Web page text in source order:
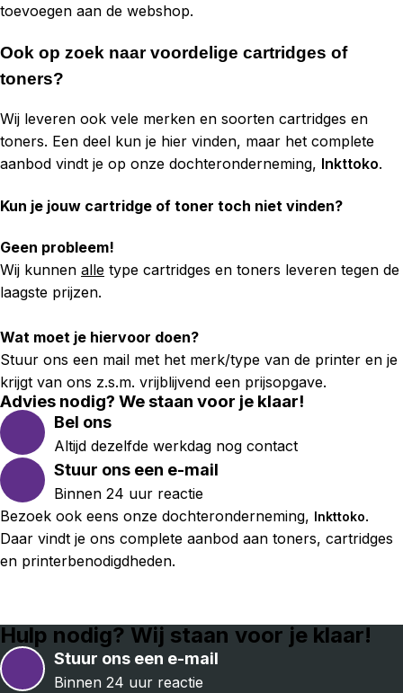
toevoegen aan de webshop.
Ook op zoek naar voordelige cartridges of
toners?
Wij leveren ook vele merken en soorten cartridges en
toners. Een deel kun je hier vinden, maar het complete
aanbod vindt je op onze dochteronderneming, Inkttoko.
Kun je jouw cartridge of toner toch niet vinden?
Geen probleem!
Wij kunnen alle type cartridges en toners leveren tegen de
laagste prijzen.
Wat moet je hiervoor doen?
Stuur ons een mail met het merk/type van de printer en je
krijgt van ons z.s.m. vrijblijvend een prijsopgave.
Advies nodig? We staan voor je klaar!
Bel ons
Altijd dezelfde werkdag nog contact
Stuur ons een e-mail
Binnen 24 uur reactie
Bezoek ook eens onze dochteronderneming, Inkttoko.
Daar vindt je ons complete aanbod aan toners, cartridges
en printerbenodigdheden.
Hulp nodig? Wij staan voor je klaar!
Stuur ons een e-mail
Binnen 24 uur reactie